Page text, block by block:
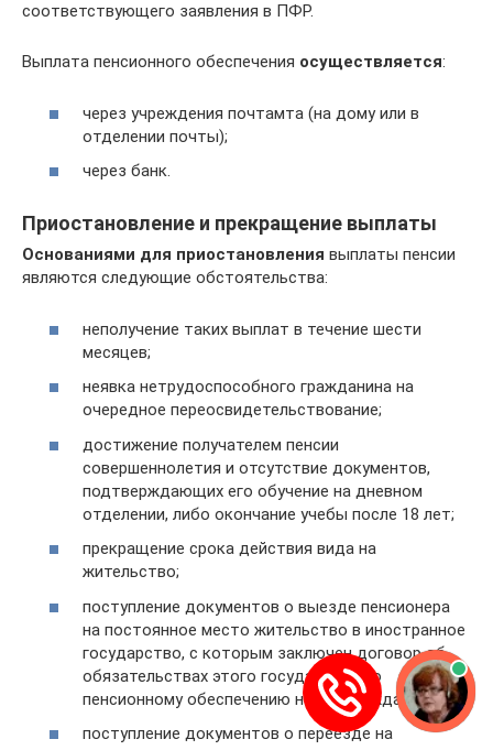
соответствующего заявления в ПФР.
Выплата пенсионного обеспечения осуществляется:
через учреждения почтамта (на дому или в
отделении почты);
через банк.
Приостановление и прекращение выплаты
Основаниями для приостановления выплаты пенсии
являются следующие обстоятельства:
неполучение таких выплат в течение шести
месяцев;
неявка нетрудоспособного гражданина на
очередное переосвидетельствование;
достижение получателем пенсии
совершеннолетия и отсутствие документов,
подтверждающих его обучение на дневном
отделении, либо окончание учебы после 18 лет;
прекращение срока действия вида на
жительство;
поступление документов о выезде пенсионера
на постоянное место жительство в иностранное
государство, с которым заключен договор об
обязательствах этого государства по
пенсионному обеспечению наших граждан;
поступление документов о переезде на